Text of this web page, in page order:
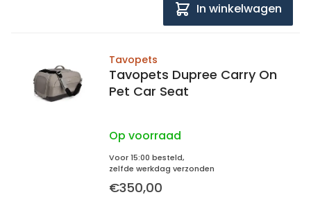
In winkelwagen
Tavopets
Tavopets Dupree Carry On
Pet Car Seat
Op voorraad
Voor 15:00 besteld,
zelfde werkdag verzonden
€350,00